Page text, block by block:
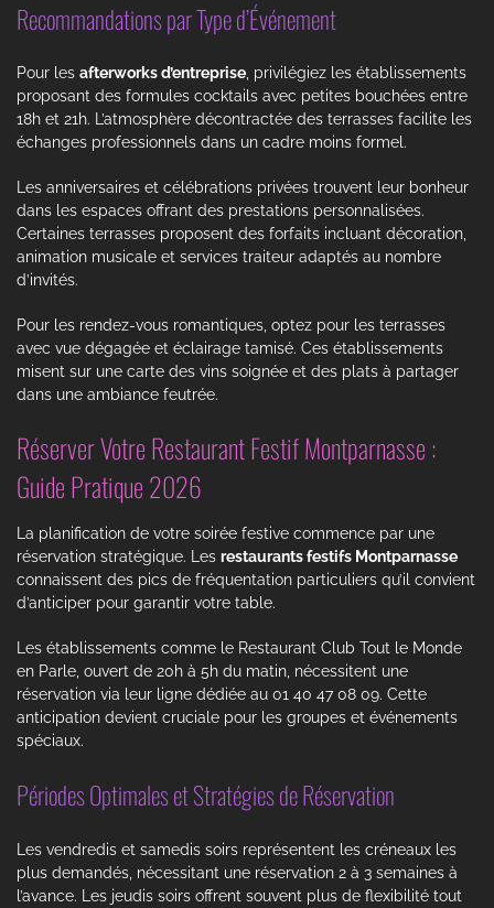
Recommandations par Type d’Événement
Pour les afterworks d’entreprise, privilégiez les établissements
proposant des formules cocktails avec petites bouchées entre
18h et 21h. L’atmosphère décontractée des terrasses facilite les
échanges professionnels dans un cadre moins formel.
Les anniversaires et célébrations privées trouvent leur bonheur
dans les espaces offrant des prestations personnalisées.
Certaines terrasses proposent des forfaits incluant décoration,
animation musicale et services traiteur adaptés au nombre
d’invités.
Pour les rendez-vous romantiques, optez pour les terrasses
avec vue dégagée et éclairage tamisé. Ces établissements
misent sur une carte des vins soignée et des plats à partager
dans une ambiance feutrée.
Réserver Votre Restaurant Festif Montparnasse :
Guide Pratique 2026
La planification de votre soirée festive commence par une
réservation stratégique. Les restaurants festifs Montparnasse
connaissent des pics de fréquentation particuliers qu’il convient
d’anticiper pour garantir votre table.
Les établissements comme le Restaurant Club Tout le Monde
en Parle, ouvert de 20h à 5h du matin, nécessitent une
réservation via leur ligne dédiée au 01 40 47 08 09. Cette
anticipation devient cruciale pour les groupes et événements
spéciaux.
Périodes Optimales et Stratégies de Réservation
Les vendredis et samedis soirs représentent les créneaux les
plus demandés, nécessitant une réservation 2 à 3 semaines à
l’avance. Les jeudis soirs offrent souvent plus de flexibilité tout